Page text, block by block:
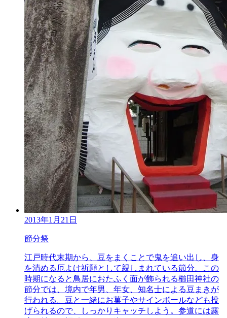
2013年1月21日
節分祭
江戸時代末期から、豆をまくことで鬼を追い出し、身
を清める厄よけ祈願として親しまれている節分。この
時期になると鳥居におたふく面が飾られる櫛田神社の
節分では、境内で年男、年女、知名士による豆まきが
行われる。豆と一緒にお菓子やサインボールなども投
げられるので、しっかりキャッチしよう。参道には露